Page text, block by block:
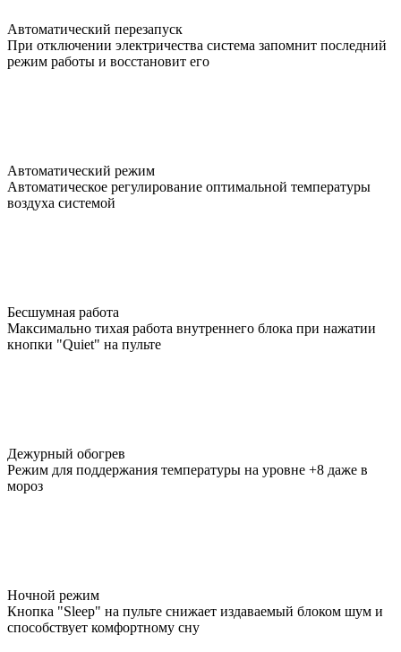
Автоматический перезапуск
При отключении электричества система запомнит последний
режим работы и восстановит его
Автоматический режим
Автоматическое регулирование оптимальной температуры
воздуха системой
Бесшумная работа
Максимально тихая работа внутреннего блока при нажатии
кнопки "Quiet" на пульте
Дежурный обогрев
Режим для поддержания температуры на уровне +8 даже в
мороз
Ночной режим
Кнопка "Sleep" на пульте снижает издаваемый блоком шум и
способствует комфортному сну